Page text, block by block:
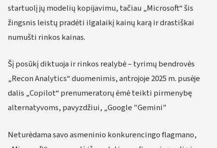
startuolį jų modelių kopijavimu, tačiau „Microsoft“ šis
žingsnis leistų pradėti ilgalaikį kainų karą ir drastiškai
numušti rinkos kainas.
Šį posūkį diktuoja ir rinkos realybė – tyrimų bendrovės
„Recon Analytics“ duomenimis, antrojoje 2025 m. pusėje
dalis „Copilot“ prenumeratorų ėmė teikti pirmenybę
alternatyvoms, pavyzdžiui, „Google "Gemini"
Neturėdama savo asmeninio konkurencingo flagmano,